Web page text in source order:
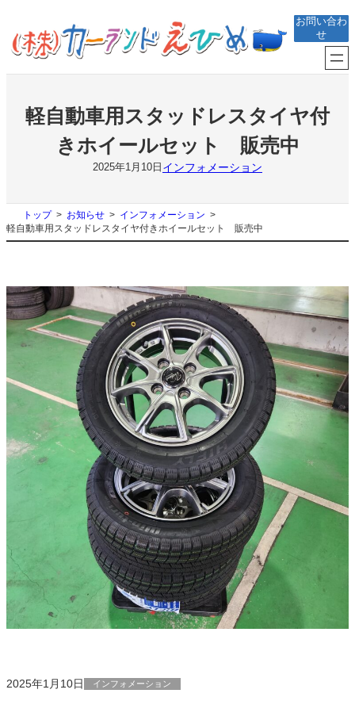
を
ス
キ
お問い合わ
せ
軽自動車用スタッドレスタイヤ付
きホイールセット 販売中
2025年1月10日 インフォメーション
トップ お知らせ
インフォメーション
軽自動車用スタッドレスタイヤ付きホイールセット 販売中
2025年1月10日 インフォメーション